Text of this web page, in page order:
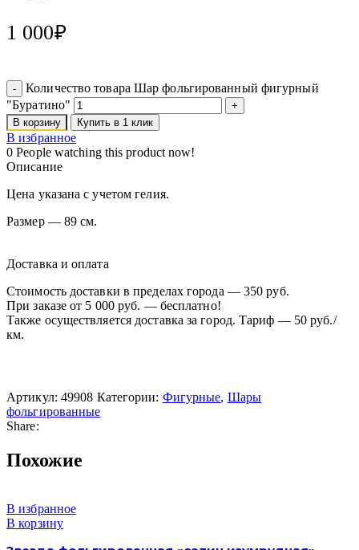
1 000₽
Количество товара Шар фольгированный фигурный
"Буратино"
В корзину Купить в 1 клик
В избранное
0 People watching this product now!
Описание
Цена указана с учетом гелия.
Размер — 89 см.
Доставка и оплата
Стоимость доставки в пределах города — 350 руб.
При заказе от 5 000 руб. — бесплатно!
Также осуществляется доставка за город. Тариф — 50 руб./
км.
Артикул: 49908 Категории: Фигурные, Шары
фольгированные
Share:
Похожие
В избранное
В корзину